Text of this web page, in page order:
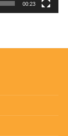
00:23